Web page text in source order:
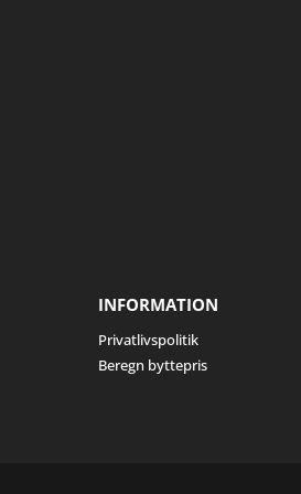
INFORMATION
Privatlivspolitik
Beregn byttepris